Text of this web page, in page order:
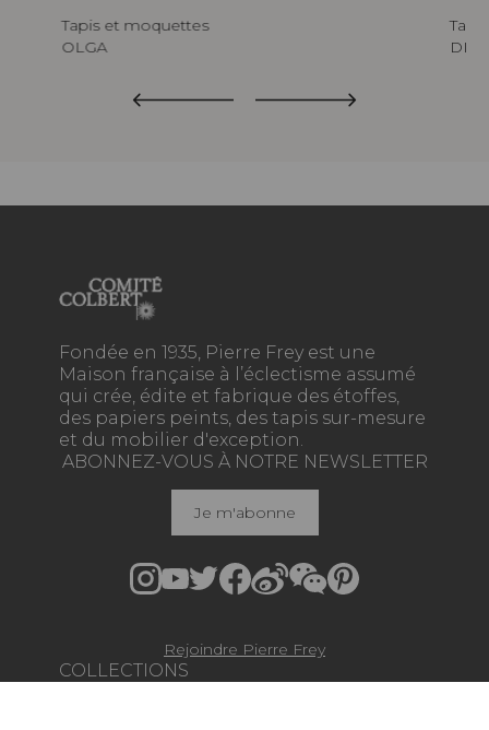
Tapis et moquettes
OLGA
Fondée en 1935, Pierre Frey est une
Maison française à l’éclectisme assumé
qui crée, édite et fabrique des étoffes,
des papiers peints, des tapis sur-mesure
et du mobilier d'exception.
COLLECTIONS
ABONNEZ-VOUS À NOTRE NEWSLETTER
Je m'abonne
Rejoindre Pierre Frey